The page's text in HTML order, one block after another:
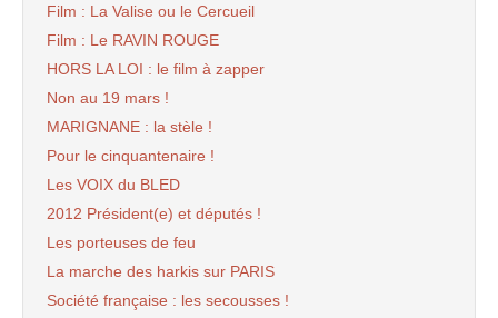
Film : La Valise ou le Cercueil
Film : Le RAVIN ROUGE
HORS LA LOI : le film à zapper
Non au 19 mars !
MARIGNANE : la stèle !
Pour le cinquantenaire !
Les VOIX du BLED
2012 Président(e) et députés !
Les porteuses de feu
La marche des harkis sur PARIS
Société française : les secousses !